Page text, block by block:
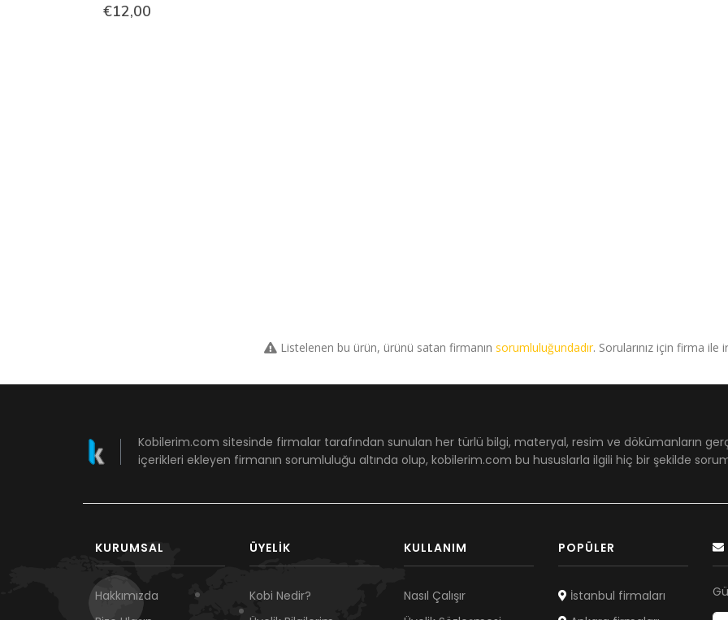
€12,00
Listelenen bu ürün, ürünü satan firmanın sorumluluğundadır. Sorularınız için firma ile
Kobilerim.com sitesinde firmalar tarafından sunulan her türlü bilgi, materyal, resim ve dökümanların
içerikleri ekleyen firmanın sorumluluğu altında olup, kobilerim.com bu hususlarla ilgili hiç bir şekilde
KURUMSAL
Hakkımızda
ÜYELIK
Kobi Nedir?
KULLANIM
Nasıl Çalışır
POPÜLER
İstanbul firmaları